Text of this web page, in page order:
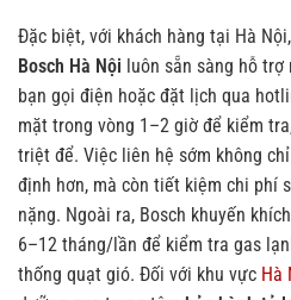
Đặc biệt, với khách hàng tại Hà
Bosch Hà Nội luôn sẵn sàng hỗ
bạn gọi điện hoặc đặt lịch qua
mặt trong vòng 1–2 giờ để kiểm
triệt để. Việc liên hệ sớm không
định hơn, mà còn tiết kiệm chi phí
nặng. Ngoài ra, Bosch khuyến
6–12 tháng/lần để kiểm tra gas
thống quạt gió. Đối với khu vực Hà